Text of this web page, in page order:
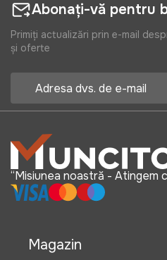
Abonați-vă pentru
Primiți actualizări prin e-mail
și oferte
“Misiunea noastră - Atingem
Magazin